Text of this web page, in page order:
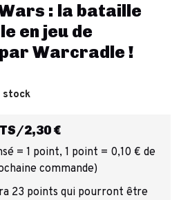
: la bataille
en jeu de
par Warcradle!
stock
2,30 €
= 1 point, 1 point = 0,10 € de
commande)
23 points qui pourront être